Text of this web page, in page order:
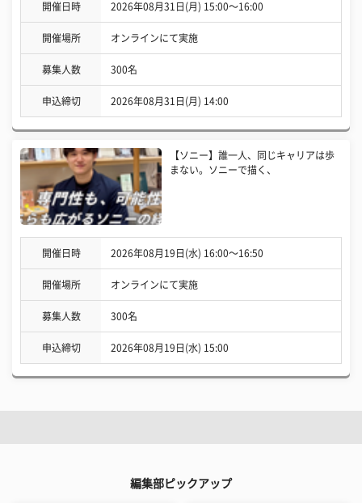
開催日時 2026年08月31日(月) 15:00〜16:00
開催場所 オンラインにて実施
募集人数 300名
申込締切 2026年08月31日(月) 14:00
【ソニー】誰一人、同じキャリアは歩
まない。ソニーで描く、
開催日時 2026年08月19日(水) 16:00〜16:50
開催場所 オンラインにて実施
募集人数 300名
申込締切 2026年08月19日(水) 15:00
編集部ピックアップ